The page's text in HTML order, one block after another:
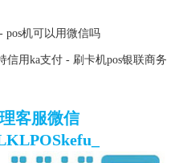
pos机可以用微信吗
信用ka支付 - 刷卡机pos银联商务
客服微信